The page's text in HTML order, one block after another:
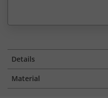
Details
Material